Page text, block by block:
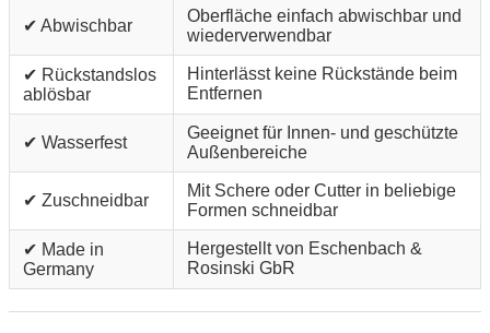
✔ Abwischbar
Oberfläche einfach abwischbar und
wiederverwendbar
✔ Rückstandslos
ablösbar
Hinterlässt keine Rückstände beim
Entfernen
✔ Wasserfest
Geeignet für Innen- und geschützte
Außenbereiche
✔ Zuschneidbar
Mit Schere oder Cutter in beliebige
Formen schneidbar
✔ Made in
Germany
Hergestellt von Eschenbach &
Rosinski GbR